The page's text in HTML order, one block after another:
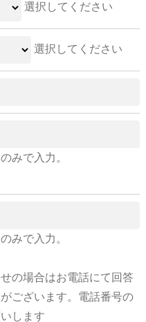
選択してください
選択してください
みで入力。
みで入力。
の場合はお電話にて回答
ございます。電話番号の
します